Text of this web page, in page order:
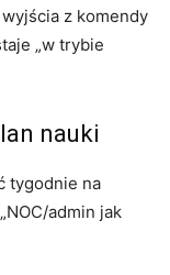
z komendy
„w trybie
nauki
tygodnie na
admin jak